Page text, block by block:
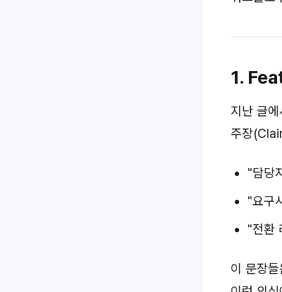
1.
지난 글
주장
"담당
"요구
"전환
이 문장